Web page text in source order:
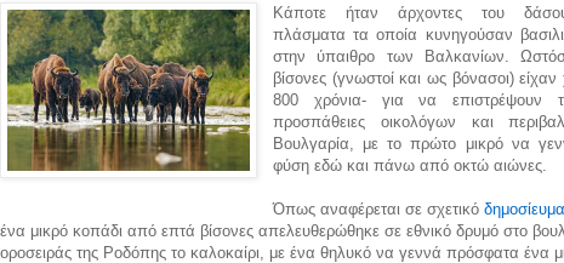
Κάποτε ήταν άρχοντες του
πλάσματα τα οποία κυνηγούσαν
στην ύπαιθρο των Βαλκανίων.
βίσονες (γνωστοί και ως βόνασοι) είχαν
800 χρόνια- για να επιστρέψουν
προσπάθειες οικολόγων και
Βουλγαρία, με το πρώτο μικρό να
φύση εδώ και πάνω από οκτώ αιώνες.
Όπως αναφέρεται σε σχετικό
ένα μικρό κοπάδι από επτά βίσονες απελευθερώθηκε σε εθνικό δρυμό στο
οροσειράς της Ροδόπης το καλοκαίρι, με ένα θηλυκό να γεννά πρόσφατα ένα